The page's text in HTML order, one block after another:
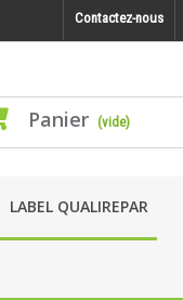
Contactez-nous
Panier (vide)
LABEL QUALIREPAR